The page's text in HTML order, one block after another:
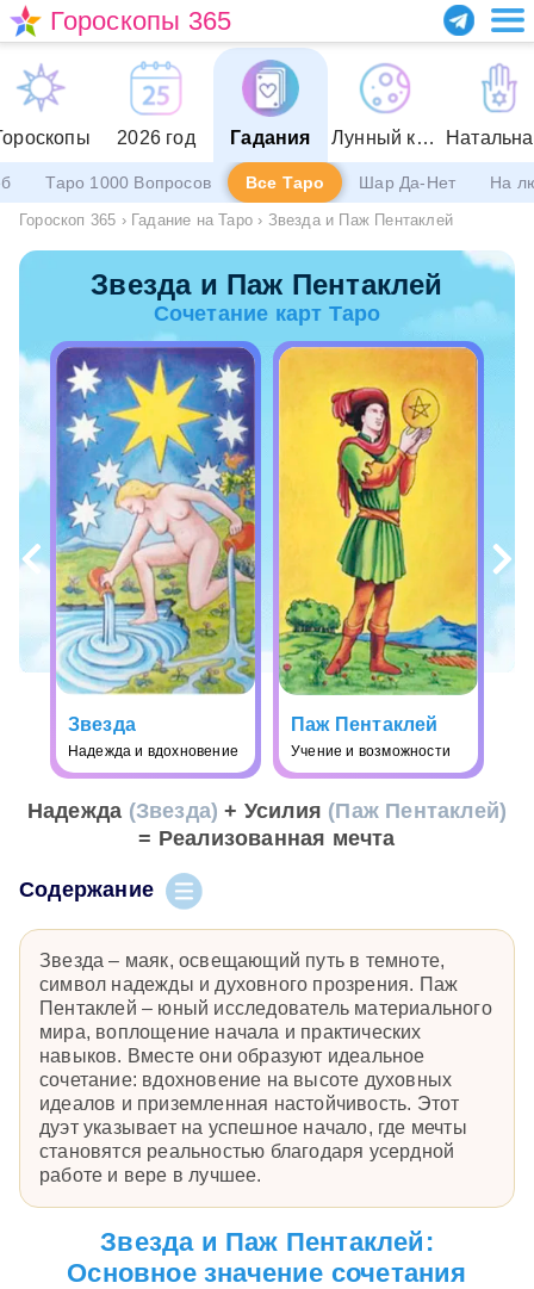
Гороскопы 365
2026 год Гадания Лунный календарь
Таро 1000 Вопросов Все Таро Шар Да-Нет На
Гороскоп 365 › Гадание на Таро › Звезда и Паж Пентаклей
Звезда и Паж Пентаклей
Сочетание карт Таро
Звезда
Надежда и вдохновение
Паж Пентаклей
Учение и возможности
Надежда (Звезда) + Усилия (Паж Пентаклей)
= Реализованная мечта
Содержание
Звезда – маяк, освещающий путь в темноте,
символ надежды и духовного прозрения. Паж
Пентаклей – юный исследователь материального
мира, воплощение начала и практических
навыков. Вместе они образуют идеальное
сочетание: вдохновение на высоте духовных
идеалов и приземленная настойчивость. Этот
дуэт указывает на успешное начало, где мечты
становятся реальностью благодаря усердной
работе и вере в лучшее.
Звезда и Паж Пентаклей:
Основное значение сочетания